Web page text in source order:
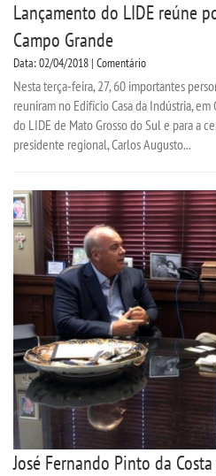
Lançamento do LIDE reúne
Campo Grande
Data: 02/04/2018 | Comentário
Nesta terça-feira, 27, 60 importantes
reuniram no Edifício Casa da Indústria,
do LIDE de Mato Grosso do Sul e para a
presidente regional, Carlos Augusto...
José Fernando Pinto da